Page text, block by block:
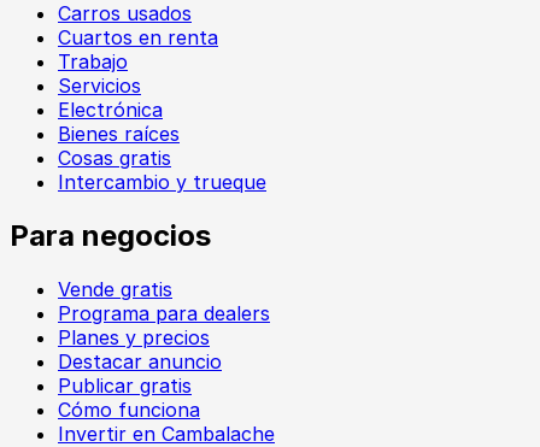
Carros usados
Cuartos en renta
Trabajo
Servicios
Electrónica
Bienes raíces
Cosas gratis
Intercambio y trueque
Para negocios
Vende gratis
Programa para dealers
Planes y precios
Destacar anuncio
Publicar gratis
Cómo funciona
Invertir en Cambalache